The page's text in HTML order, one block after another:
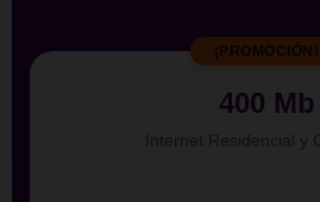
¡PROMOCIÓN!
400 Mb